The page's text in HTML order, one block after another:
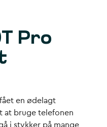
Pro
en ødelagt
bruge telefonen
i stykker på mange